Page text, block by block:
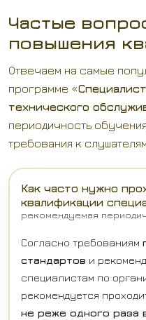
Частые
повышения
Отвечаем на самые
программе «
технического
периодичность
требования к
Как часто нужно
квалификации
рекомендуемая
Согласно требованиям
стандартов и
специалистам по
рекомендуется
не реже одного раза